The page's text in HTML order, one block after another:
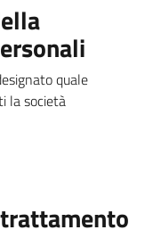
quale
la società